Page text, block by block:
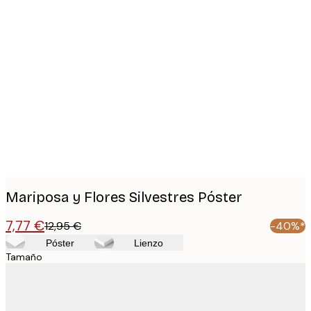
Mariposa y Flores Silvestres Póster
7,77 €12,95 € -40%*
Póster Lienzo
Tamaño